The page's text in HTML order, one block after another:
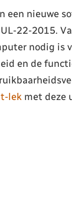
een nieuwe
22-2015.
nodig is
en de
lekmet deze